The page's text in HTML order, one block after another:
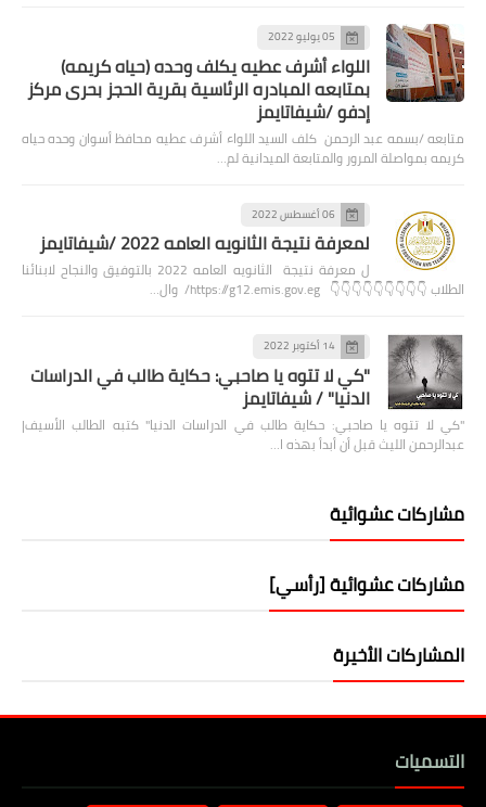
05 يوليو 2022
اللواء أشرف عطيه يكلف وحده (حياه كريمه)
بمتابعه المبادره الرئاسية بقرية الحجز بحرى مركز
إدفو /شيفاتايمز
متابعه /بسمه عبد الرحمن كلف السيد اللواء أشرف عطيه محافظ أسوان وحده حياه
كريمه بمواصلة المرور والمتابعة الميدانية لم…
06 أغسطس 2022
لمعرفة نتيجة الثانويه العامه 2022 /شيفاتايمز
ل معرفة نتيجة الثانويه العامه 2022 بالتوفيق والنجاح لابنائنا
الطلاب 👇👇👇👇👇👇👇👇👇 https://g12.emis.gov.eg/ وال…
14 أكتوبر 2022
"كي لا تتوه يا صاحبي: حكاية طالب في الدراسات
الدنيا" / شيفاتايمز
"كي لا تتوه يا صاحبي: حكاية طالب في الدراسات الدنيا" كتبه الطالب الأسيف|
عبدالرحمن الليث قبل أن أبدأ بهذه ا…
مشاركات عشوائية
مشاركات عشوائية [رأسي]
المشاركات الأخيرة
التسميات